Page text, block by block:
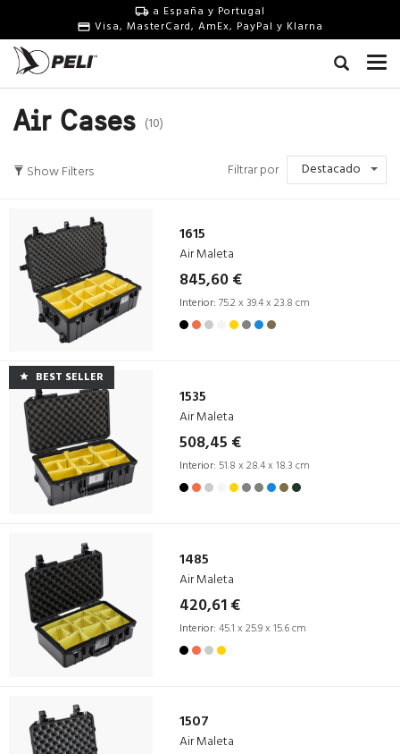
a España y Portugal
Visa, MasterCard, AmEx, PayPal y Klarna
Air Cases (10)
Show Filters Filtrar por Destacado
1615
Air Maleta
845,60 €
Interior: 75.2 x 39.4 x 23.8 cm
BEST SELLER
1535
Air Maleta
508,45 €
Interior: 51.8 x 28.4 x 18.3 cm
1485
Air Maleta
420,61 €
Interior: 45.1 x 25.9 x 15.6 cm
1507
Air Maleta